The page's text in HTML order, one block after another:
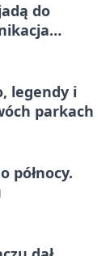
do
legendy i
parkach
północy.